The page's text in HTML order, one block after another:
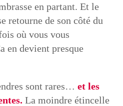
en partant. Et le
retourne de son côté du
où vous vous
en devient presque
sont rares… et les
La moindre étincelle